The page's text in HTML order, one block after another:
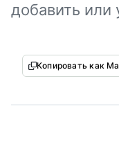
добавить
Копировать как